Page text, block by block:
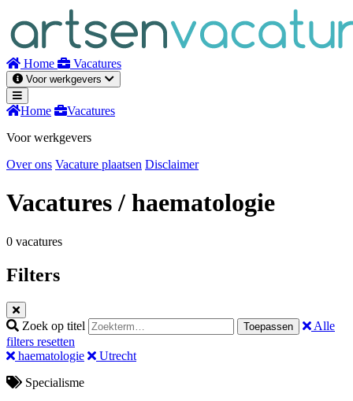
inhoud
Home Vacatures
Voor werkgevers
Home
Vacatures
Voor werkgevers
Over ons Vacature plaatsen Disclaimer
Vacatures/ haematologie
0 vacatures
Filters
Zoek op titel Toepassen
Alle
filters resetten
haematologie
Utrecht
Specialisme